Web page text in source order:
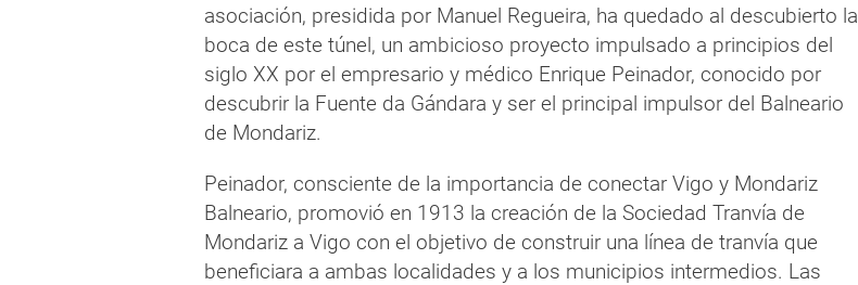
asociación, presidida por Manuel Regueira, ha quedado al descubierto la
boca de este túnel, un ambicioso proyecto impulsado a principios del
siglo XX por el empresario y médico Enrique Peinador, conocido por
descubrir la Fuente da Gándara y ser el principal impulsor del Balneario
de Mondariz.
Peinador, consciente de la importancia de conectar Vigo y Mondariz
Balneario, promovió en 1913 la creación de la Sociedad Tranvía de
Mondariz a Vigo con el objetivo de construir una línea de tranvía que
beneficiara a ambas localidades y a los municipios intermedios. Las